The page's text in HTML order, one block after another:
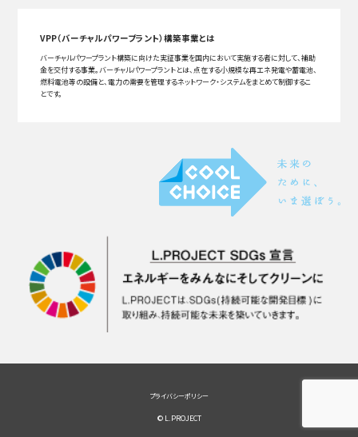
VPP（バーチャルパワープラント）構築事業とは
バーチャルパワープラント構築に向けた実証事業を国内において実施する者に対して、補助
金を交付する事業。バーチャルパワープラントとは、点在する小規模な再エネ発電や蓄電池、
燃料電池等の設備と、電力の需要を管理するネットワーク・システムをまとめて制御するこ
とです。
プライバシーポリシー
© L.PROJECT